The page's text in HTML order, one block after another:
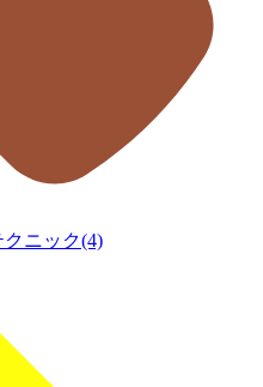
ニック(4)